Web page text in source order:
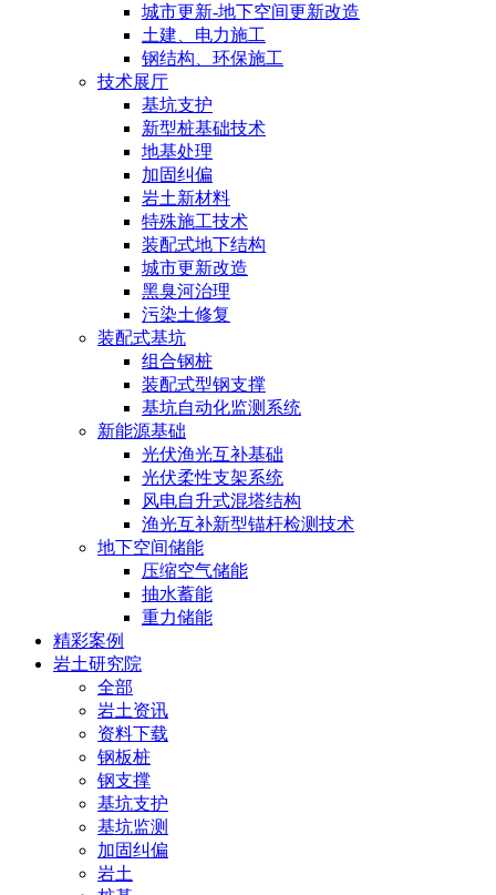
城市更新-地下空间更新改造
土建、电力施工
钢结构、环保施工
技术展厅
基坑支护
新型桩基础技术
地基处理
加固纠偏
岩土新材料
特殊施工技术
装配式地下结构
城市更新改造
黑臭河治理
污染土修复
装配式基坑
组合钢桩
装配式型钢支撑
基坑自动化监测系统
新能源基础
光伏渔光互补基础
光伏柔性支架系统
风电自升式混塔结构
渔光互补新型锚杆检测技术
地下空间储能
压缩空气储能
抽水蓄能
重力储能
精彩案例
岩土研究院
全部
岩土资讯
资料下载
钢板桩
钢支撑
基坑支护
基坑监测
加固纠偏
岩土